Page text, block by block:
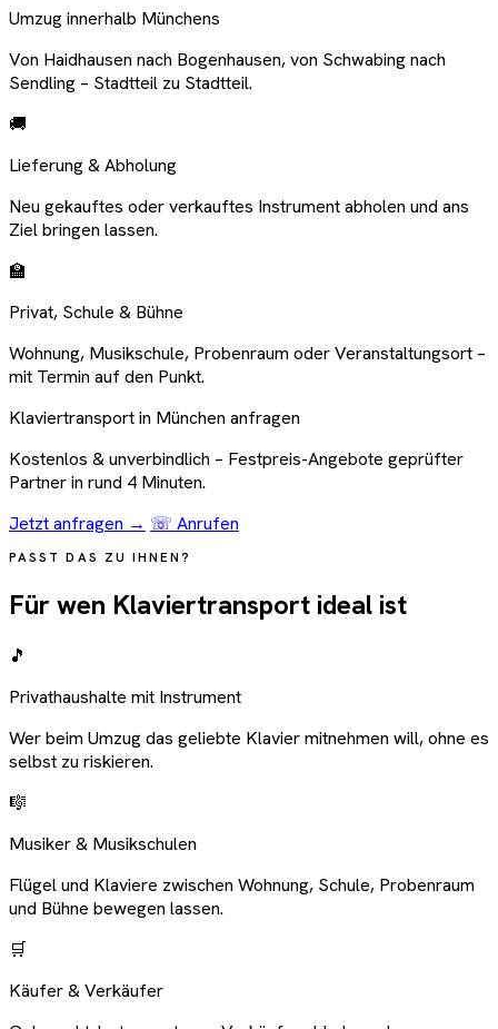
Umzug innerhalb Münchens
Von Haidhausen nach Bogenhausen, von Schwabing nach
Sendling – Stadtteil zu Stadtteil.
🚚
Lieferung & Abholung
Neu gekauftes oder verkauftes Instrument abholen und ans
Ziel bringen lassen.
🏫
Privat, Schule & Bühne
Wohnung, Musikschule, Probenraum oder Veranstaltungsort –
mit Termin auf den Punkt.
Klaviertransport in München anfragen
Kostenlos & unverbindlich – Festpreis-Angebote geprüfter
Partner in rund 4 Minuten.
Jetzt anfragen → ☏ Anrufen
PASST DAS ZU IHNEN?
Für wen Klaviertransport ideal ist
🎵
Privathaushalte mit Instrument
Wer beim Umzug das geliebte Klavier mitnehmen will, ohne es
selbst zu riskieren.
🎼
Musiker & Musikschulen
Flügel und Klaviere zwischen Wohnung, Schule, Probenraum
und Bühne bewegen lassen.
🛒
Käufer & Verkäufer